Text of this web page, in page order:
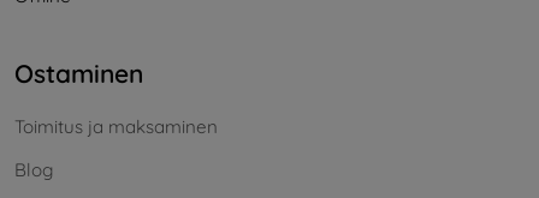
Ostaminen
Toimitus ja maksaminen
Blog